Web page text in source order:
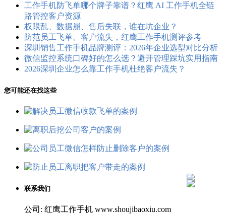
工作手机防飞单哪个牌子靠谱？红鹰 AI 工作手机全链
路管控客户资源
权限乱、数据崩、售后失联，谁在坑企业？
防范员工飞单、客户流失，红鹰工作手机测评参考
深圳销售工作手机品牌测评：2026年企业选型对比分析
微信监控系统口碑好的怎么选？避开管理踩坑实用指南
2026深圳企业怎么靠工作手机杜绝客户流失？
您可能还在找这些
联系我们
公司: 红鹰工作手机 www.shoujibaoxiu.com